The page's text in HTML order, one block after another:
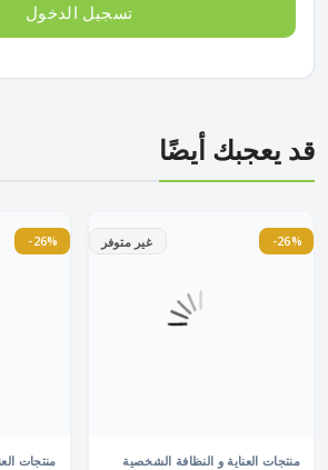
تسجيل الدخول
قد يعجبك أيضًا
-26%
منتجات
غير متوفر -26%
منتجات العناية و النظافة الشخصية